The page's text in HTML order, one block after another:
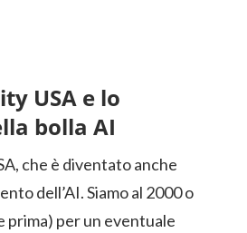
USA e lo
bolla AI
che è diventato anche
dell’AI. Siamo al 2000 o
prima) per un eventuale